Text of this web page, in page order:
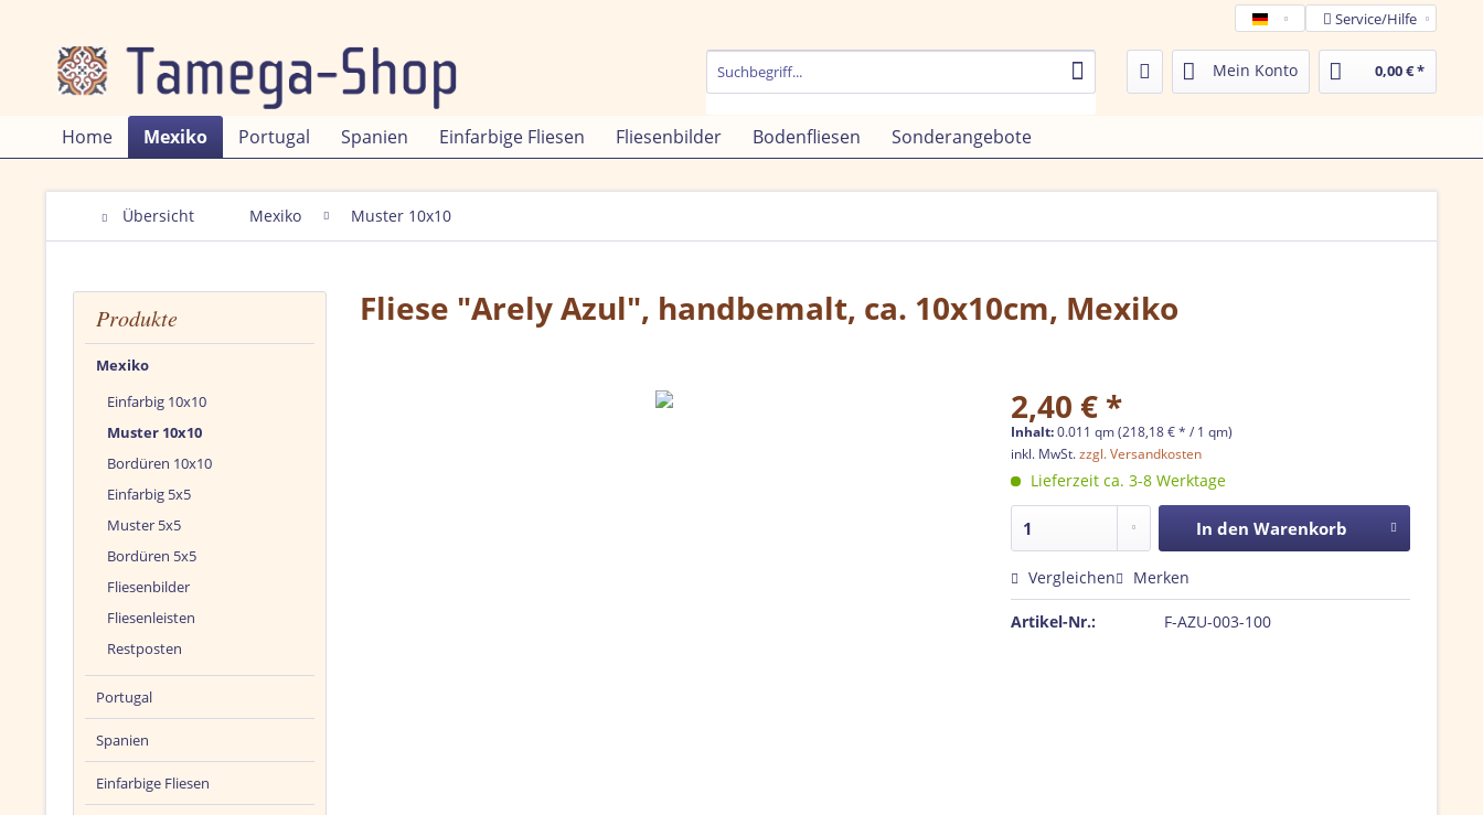
Tamega deService/Hilfe
Mein Konto 0,00 € *
Home Mexiko Portugal Spanien Einfarbige Fliesen Fliesenbilder Bodenfliesen Sonderangebote
Übersicht Mexiko Muster 10x10
Produkte
Mexiko
Einfarbig 10x10
Muster 10x10
Bordüren 10x10
Einfarbig 5x5
Muster 5x5
Bordüren 5x5
Fliesenbilder
Fliesenleisten
Restposten
Portugal
Spanien
Einfarbige Fliesen
Fliese "Arely Azul", handbemalt, ca. 10x10cm, Mexiko
2,40 € *
Inhalt:0.011 qm (218,18 € * / 1 qm)
inkl. MwSt.zzgl. Versandkosten
Lieferzeit ca. 3-8 Werktage
In den Warenkorb
Vergleichen Merken
Artikel-Nr.: F-AZU-003-100